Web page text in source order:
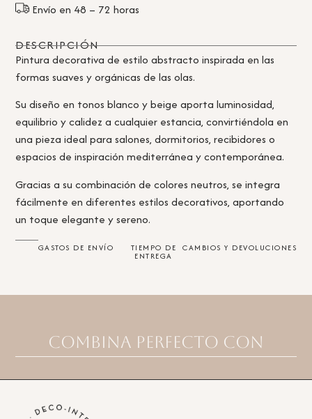
Envío en 48 – 72 horas
DESCRIPCIÓN
Pintura decorativa de estilo abstracto inspirada en las
formas suaves y orgánicas de las olas.
Su diseño en tonos blanco y beige aporta luminosidad,
equilibrio y calidez a cualquier estancia, convirtiéndola en
una pieza ideal para salones, dormitorios, recibidores o
espacios de inspiración mediterránea y contemporánea.
Gracias a su combinación de colores neutros, se integra
fácilmente en diferentes estilos decorativos, aportando
un toque elegante y sereno.
GASTOS DE ENVÍO TIEMPO DE
ENTREGA
CAMBIOS Y DEVOLUCIONES
Combina perfecto con